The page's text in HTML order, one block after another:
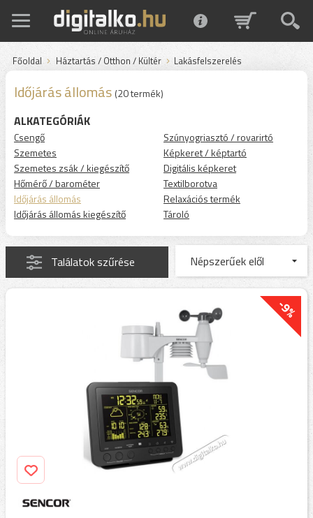
Főoldal Háztartás / Otthon / Kültér Lakásfelszerelés
Időjárás állomás (20 termék)
ALKATEGÓRIÁK
Csengő
Szemetes
Szemetes zsák / kiegészítő
Hőmérő / barométer
Időjárás állomás
Időjárás állomás kiegészítő
Szúnyogriasztó / rovarirtó
Képkeret / képtartó
Digitális képkeret
Textilborotva
Relaxációs termék
Tároló
Találatok szűrése
-9%